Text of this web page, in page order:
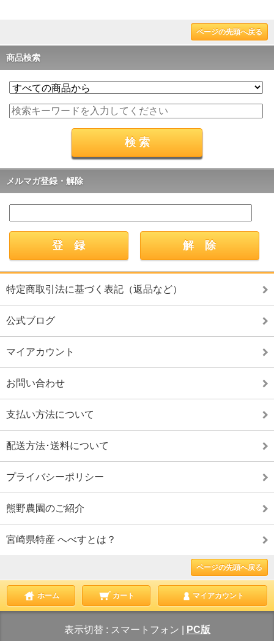
ページの先頭へ戻る
商品検索
メルマガ登録・解除
特定商取引法に基づく表記（返品など）
公式ブログ
マイアカウント
お問い合わせ
支払い方法について
配送方法･送料について
プライバシーポリシー
熊野農園のご紹介
宮崎県特産 へべすとは？
ページの先頭へ戻る
ホーム カート マイアカウント
表示切替 : スマートフォン PC版